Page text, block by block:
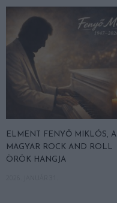
ELMENT FENYŐ MIKLÓS, A
MAGYAR ROCK AND ROLL
ÖRÖK HANGJA